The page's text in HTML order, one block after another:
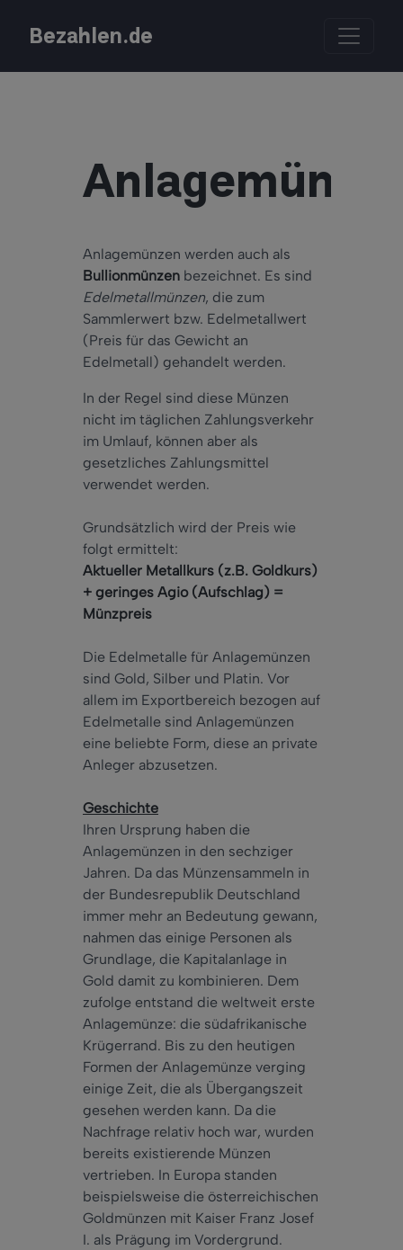
Bezahlen.de
Anlagemünze
Anlagemünzen werden auch als
Bullionmünzen bezeichnet. Es sind
Edelmetallmünzen, die zum
Sammlerwert bzw. Edelmetallwert
(Preis für das Gewicht an
Edelmetall) gehandelt werden.
In der Regel sind diese Münzen
nicht im täglichen Zahlungsverkehr
im Umlauf, können aber als
gesetzliches Zahlungsmittel
verwendet werden.
Grundsätzlich wird der Preis wie
folgt ermittelt:
Aktueller Metallkurs (z.B. Goldkurs)
+ geringes Agio (Aufschlag) =
Münzpreis
Die Edelmetalle für Anlagemünzen
sind Gold, Silber und Platin. Vor
allem im Exportbereich bezogen auf
Edelmetalle sind Anlagemünzen
eine beliebte Form, diese an private
Anleger abzusetzen.
Geschichte
Ihren Ursprung haben die
Anlagemünzen in den sechziger
Jahren. Da das Münzensammeln in
der Bundesrepublik Deutschland
immer mehr an Bedeutung gewann,
nahmen das einige Personen als
Grundlage, die Kapitalanlage in
Gold damit zu kombinieren. Dem
zufolge entstand die weltweit erste
Anlagemünze: die südafrikanische
Krügerrand. Bis zu den heutigen
Formen der Anlagemünze verging
einige Zeit, die als Übergangszeit
gesehen werden kann. Da die
Nachfrage relativ hoch war, wurden
bereits existierende Münzen
vertrieben. In Europa standen
beispielsweise die österreichischen
Goldmünzen mit Kaiser Franz Josef
I. als Prägung im Vordergrund.